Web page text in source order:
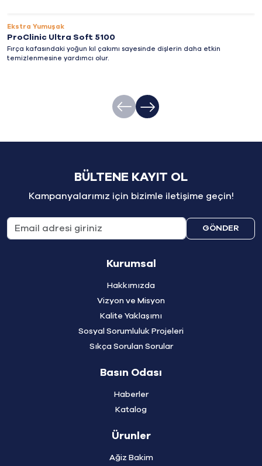
Ekstra Yumuşak
ProClinic Ultra Soft 5100
Fırça kafasındaki yoğun kıl çakımı sayesinde dişlerin daha etkin
temizlenmesine yardımcı olur.
BÜLTENE KAYIT OL
Kampanyalarımız için bizimle iletişime geçin!
GÖNDER
Kurumsal
Hakkımızda
Vizyon ve Misyon
Kalite Yaklaşımı
Sosyal Sorumluluk Projeleri
Sıkça Sorulan Sorular
Basın Odası
Haberler
Katalog
Ürunler
Ağiz Bakim